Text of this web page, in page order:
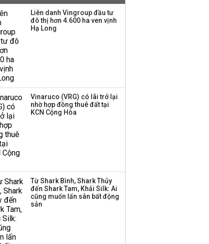
mạnh, CTCK nhìn thấy
cơ hội ở nhóm cổ phiếu
nào?
hàng
TOP 10 ngân hàng lãi
Công ty 100 tỷ của
Huấn Hoa Hồng bỗng
dưng ‘biến mất’, một
Liên danh Vingroup đầu tư
đô thị hơn 4.600 ha ven vịnh
Hạ Long
Vinaruco (VRG) có lãi trở lại
nhờ hợp đồng thuê đất tại
KCN Cộng Hòa
Từ Shark Bình, Shark Thủy
đến Shark Tam, Khải Silk: Ai
cũng muốn lấn sân bất động
sản